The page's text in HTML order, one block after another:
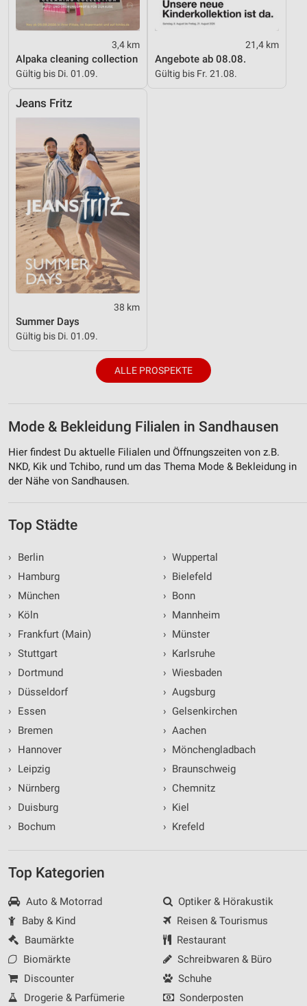
3,4 km
Alpaka cleaning collection
Gültig bis Di. 01.09.
21,4 km
Angebote ab 08.08.
Gültig bis Fr. 21.08.
Jeans Fritz
38 km
Summer Days
Gültig bis Di. 01.09.
ALLE PROSPEKTE
Mode & Bekleidung Filialen in Sandhausen
Hier findest Du aktuelle Filialen und Öffnungszeiten von z.B.
NKD, Kik und Tchibo, rund um das Thema Mode & Bekleidung in
der Nähe von Sandhausen.
Top Städte
›
Berlin
›
Hamburg
›
München
›
Köln
›
Frankfurt (Main)
› Stuttgart
›
Dortmund
›
Düsseldorf
›
Essen
›
Bremen
›
Hannover
›
Leipzig
›
Nürnberg
›
Duisburg
›
Bochum
› Wuppertal
› Bielefeld
› Bonn
› Mannheim
› Münster
› Karlsruhe
› Wiesbaden
› Augsburg
› Gelsenkirchen
› Aachen
› Mönchengladbach
› Braunschweig
› Chemnitz
› Kiel
› Krefeld
Top Kategorien
Auto & Motorrad
Baby & Kind
Baumärkte
Biomärkte
Discounter
Drogerie & Parfümerie
Optiker & Hörakustik
Reisen & Tourismus
Restaurant
Schreibwaren & Büro
Schuhe
Sonderposten